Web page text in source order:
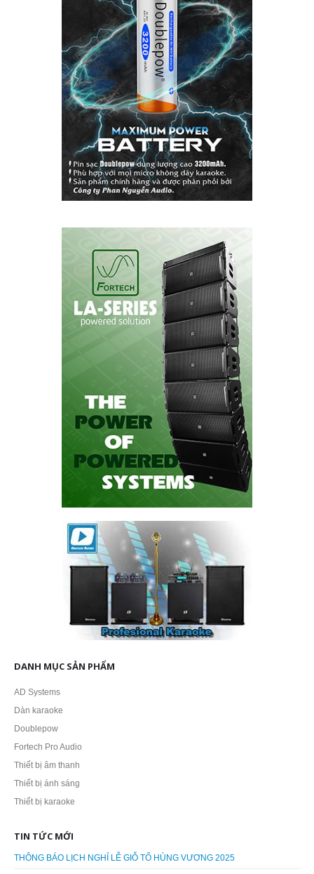
DANH MỤC SẢN PHẨM
AD Systems
Dàn karaoke
Doublepow
Fortech Pro Audio
Thiết bị âm thanh
Thiết bị ánh sáng
Thiết bị karaoke
TIN TỨC MỚI
THÔNG BÁO LỊCH NGHỈ LỄ GIỖ TỔ HÙNG VƯƠNG 2025